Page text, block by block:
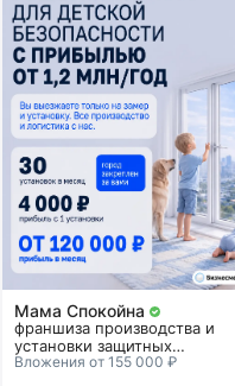
Мама Спокойна
франшиза производства и
установки защитных
прозрачных решеток для
Вложения от 155 000 ₽